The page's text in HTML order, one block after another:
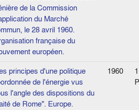
de la Commission
du Marché
le 28 avril 1960.
française du
européen.
principes d'une politique
de l'énergie vus
l'angle des dispositions du
de Rome". Europe.
1960
1